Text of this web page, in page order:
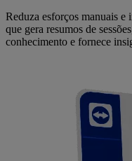
Reduza esforços manuais
que gera resumos de
conhecimento e fornece